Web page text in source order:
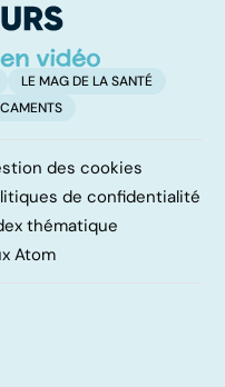
LE MAG DE LA SANTÉ
des cookies
de confidentialité
thématique
Atom